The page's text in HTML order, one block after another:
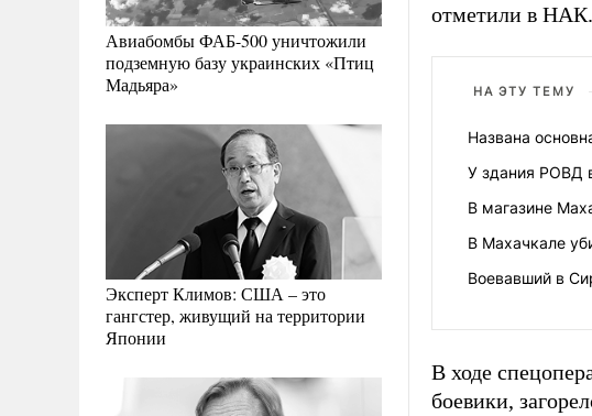
Авиабомбы ФАБ-500 уничтожили
подземную базу украинских «Птиц
Мадьяра»
Эксперт Климов: США – это
гангстер, живущий на территории
Японии
отметили в НАК.
НА ЭТУ ТЕМУ
Названа
У здания РОВД
В магазине
В Махачкале
Воевавший в
В ходе
боевики,